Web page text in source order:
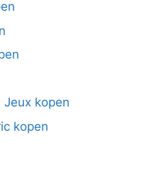
kopen
kopen